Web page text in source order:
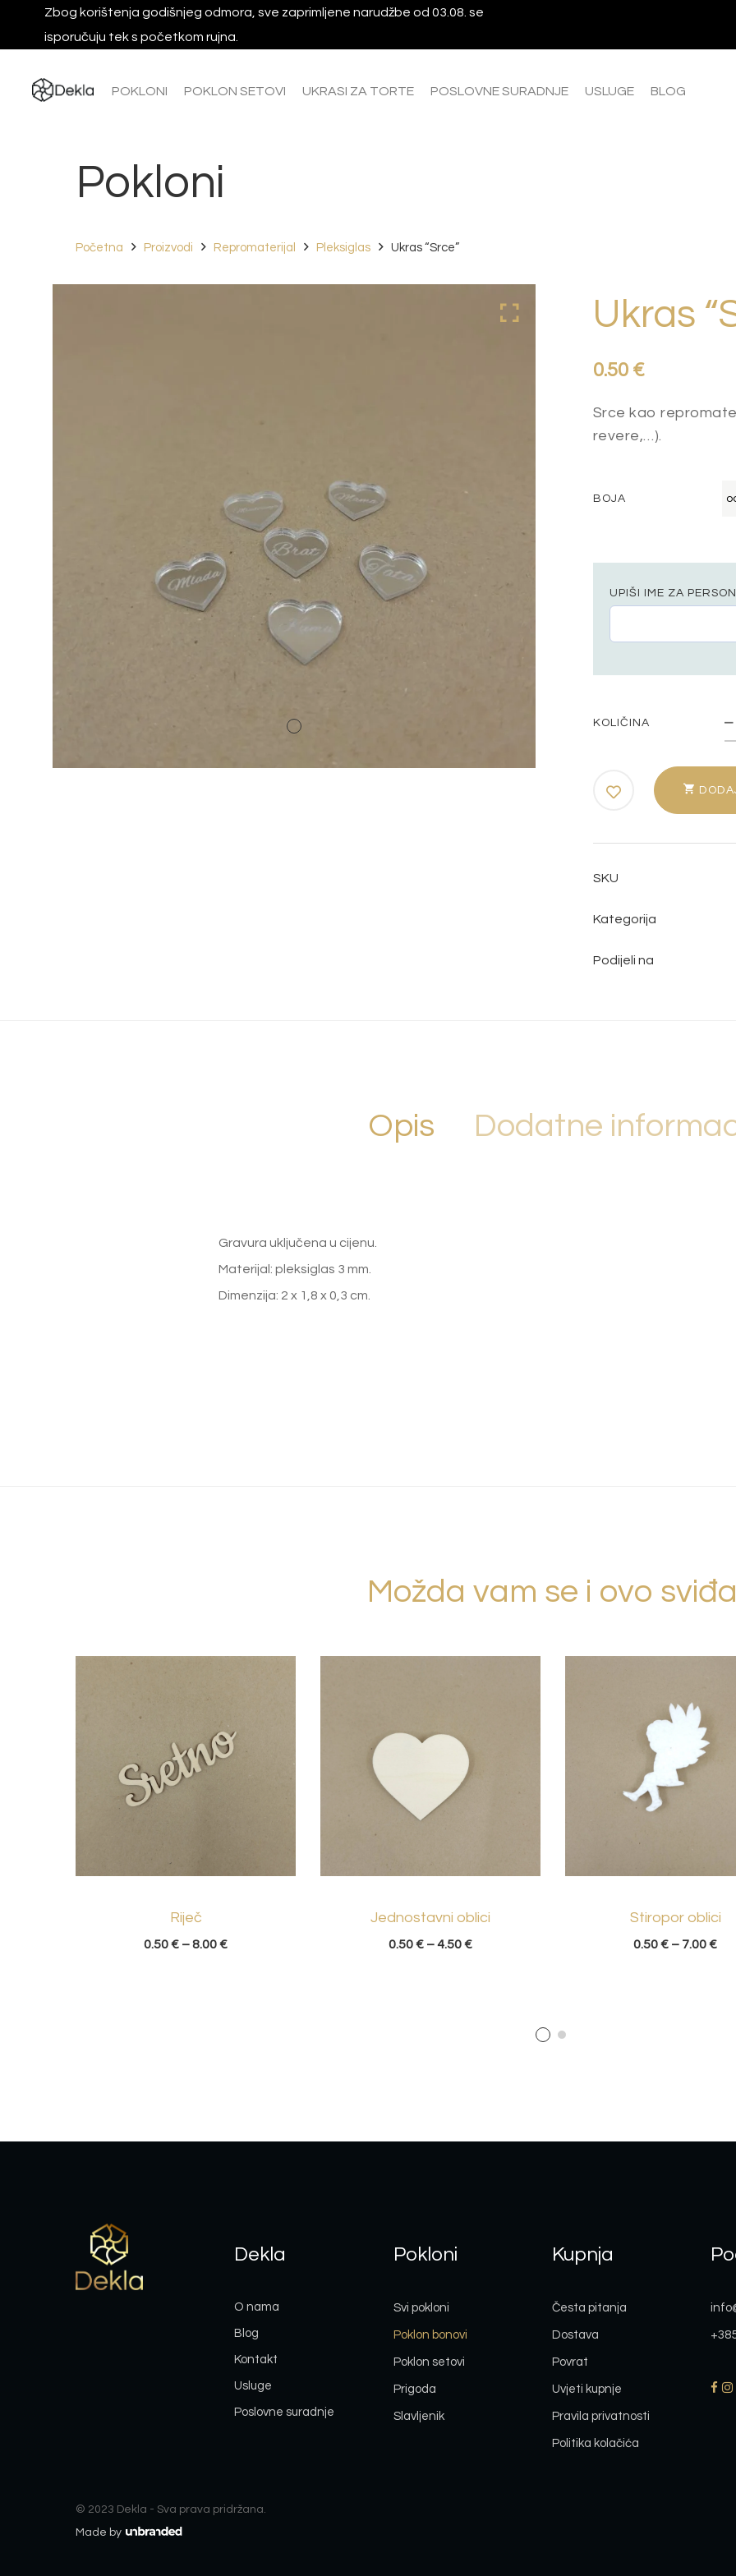
Zbog korištenja godišnjeg odmora, sve zaprimljene narudžbe od 03.08. se
isporučuju tek s početkom rujna.
POKLONI POKLON SETOVI UKRASI ZA TORTE POSLOVNE SURADNJE USLUGE BLOG
Pokloni
Početna Proizvodi Repromaterijal Pleksiglas Ukras “Srce”
Ukras
0.50 €
Srce kao
revere,…).
BOJA
UPIŠI IME ZA
KOLIČINA
SKU
Kategorija
Podijeli na
Opis Dodatne
Gravura uključena u cijenu.
Materijal: pleksiglas 3 mm.
Dimenzija: 2 x 1,8 x 0,3 cm.
Možda vam se i ovo
Riječ
0.50€ –8.00€
Jednostavni oblici
0.50€ –4.50€
Stiropor oblici
0.50€ – 7.00€
Dekla
O nama
Blog
Kontakt
Usluge
Poslovne suradnje
Pokloni
Svi pokloni
Poklon bonovi
Poklon setovi
Prigoda
Slavljenik
Kupnja
Česta pitanja
Dostava
Povrat
Uvjeti kupnje
Pravila privatnosti
Politika kolačića
© 2023 Dekla - Sva prava pridržana.
Made by